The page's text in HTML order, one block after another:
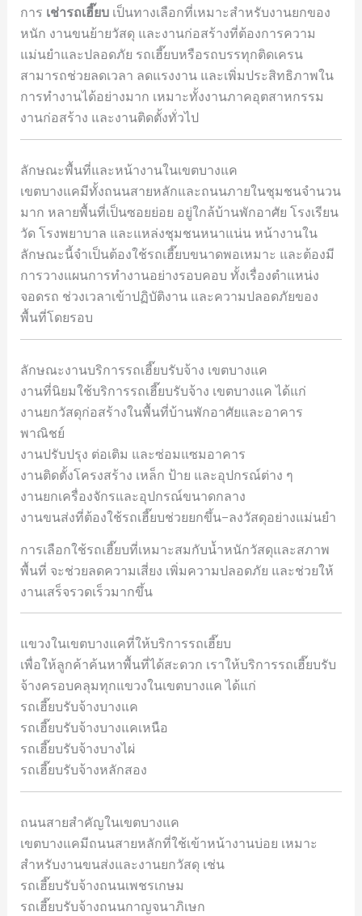
การ เช่ารถเฮี๊ยบเป็นทางเลือกที่เหมาะสำหรับงานยกของ
หนัก งานขนย้ายวัสดุ และงานก่อสร้างที่ต้องการความ
แม่นยำและปลอดภัย รถเฮี๊ยบหรือรถบรรทุกติดเครน
สามารถช่วยลดเวลา ลดแรงงาน และเพิ่มประสิทธิภาพใน
การทำงานได้อย่างมาก เหมาะทั้งงานภาคอุตสาหกรรม
งานก่อสร้าง และงานติดตั้งทั่วไป
ลักษณะพื้นที่และหน้างานในเขตบางแค
เขตบางแคมีทั้งถนนสายหลักและถนนภายในชุมชนจำนวน
มาก หลายพื้นที่เป็นซอยย่อย อยู่ใกล้บ้านพักอาศัย โรงเรียน
วัด โรงพยาบาล และแหล่งชุมชนหนาแน่น หน้างานใน
ลักษณะนี้จำเป็นต้องใช้รถเฮี๊ยบขนาดพอเหมาะ และต้องมี
การวางแผนการทำงานอย่างรอบคอบ ทั้งเรื่องตำแหน่ง
จอดรถ ช่วงเวลาเข้าปฏิบัติงาน และความปลอดภัยของ
พื้นที่โดยรอบ
ลักษณะงานบริการรถเฮี๊ยบรับจ้าง เขตบางแค
งานที่นิยมใช้บริการรถเฮี๊ยบรับจ้าง เขตบางแค ได้แก่
งานยกวัสดุก่อสร้างในพื้นที่บ้านพักอาศัยและอาคาร
พาณิชย์
งานปรับปรุง ต่อเติม และซ่อมแซมอาคาร
งานติดตั้งโครงสร้าง เหล็ก ป้าย และอุปกรณ์ต่าง ๆ
งานยกเครื่องจักรและอุปกรณ์ขนาดกลาง
งานขนส่งที่ต้องใช้รถเฮี๊ยบช่วยยกขึ้น–ลงวัสดุอย่างแม่นยำ
การเลือกใช้รถเฮี๊ยบที่เหมาะสมกับน้ำหนักวัสดุและสภาพ
พื้นที่ จะช่วยลดความเสี่ยง เพิ่มความปลอดภัย และช่วยให้
งานเสร็จรวดเร็วมากขึ้น
แขวงในเขตบางแคที่ให้บริการรถเฮี๊ยบ
เพื่อให้ลูกค้าค้นหาพื้นที่ได้สะดวก เราให้บริการรถเฮี๊ยบรับ
จ้างครอบคลุมทุกแขวงในเขตบางแค ได้แก่
รถเฮี๊ยบรับจ้างบางแค
รถเฮี๊ยบรับจ้างบางแคเหนือ
รถเฮี๊ยบรับจ้างบางไผ่
รถเฮี๊ยบรับจ้างหลักสอง
ถนนสายสำคัญในเขตบางแค
เขตบางแคมีถนนสายหลักที่ใช้เข้าหน้างานบ่อย เหมาะ
สำหรับงานขนส่งและงานยกวัสดุ เช่น
รถเฮี๊ยบรับจ้างถนนเพชรเกษม
รถเฮี๊ยบรับจ้างถนนกาญจนาภิเษก